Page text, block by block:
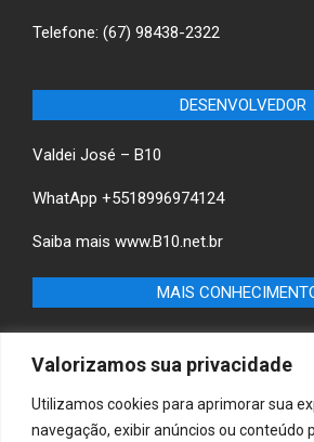
Valorizamos sua privacidade
Utilizamos cookies para aprimorar sua
navegação, exibir anúncios ou conteúdo
Telefone: (67) 98438-2322
DESENVOLVEDOR
Valdei José – B10
WhatApp +5518996974124
Saiba mais www.B10.net.br
MAIS
Castilho-SP e descubra as melhores
locais.